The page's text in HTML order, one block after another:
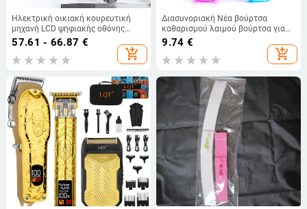
Ηλεκτρική οικιακή κουρευτική
μηχανή LCD ψηφιακής οθόνης
ανδρική ξυριστική μηχανή USB
επαναφορτιζόμενη ηλεκτρική
κουρευτική μηχανή
57.61 - 66.87 €
add_shopping_cart
Διασυνοριακή Νέα βούρτσα
καθαρισμού λαιμού βούρτσα για
σπασμένα μαλλιά ειδική βούρτσα
κομμωτηρίου εργαλεία
9.74 €
add_shopping_cart